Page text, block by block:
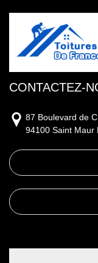
CONTACTEZ-
87 Boulevard de
94100 Saint Maur